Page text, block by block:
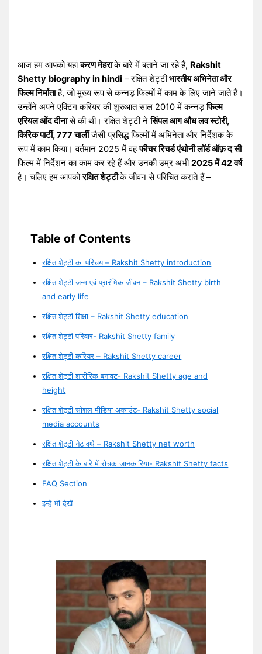
आज हम आपको यहांकरण मेहराके बारे में बताने जा रहे हैं, Rakshit
Shetty biography in hindi – रक्षित शेट्टीभारतीय अभिनेता और
फिल्म निर्माताहै, जो मुख्य रूप से कन्नड़ फिल्मों में काम के लिए जाने जाते हैं।
उन्होंने अपने एक्टिंग करियर की शुरुआत साल 2010 में कन्नड़फिल्म
एरियल ओंद दीनासे की थी। रक्षित शेट्टी नेसिंपल आग औध लव स्टोरी,
किरिक पार्टी, 777 चार्लीजैसी प्रसिद्ध फिल्मों में अभिनेता और निर्देशक के
रूप में काम किया। वर्तमान 2025 में वहफीचर रिचर्ड एंथोनी लॉर्ड ऑफ़ द सी
फिल्म में निर्देशन का काम कर रहे हैं और उनकी उम्र अभी2025 में 42 वर्ष
है। चलिए हम आपकोरक्षित शेट्टीके जीवन से परिचित कराते हैं –
Table of Contents
रक्षित शेट्टी का परिचय – Rakshit Shetty introduction
रक्षित शेट्टी जन्म एवं प्रारंभिक जीवन – Rakshit Shetty birth
and early life
रक्षित शेट्टी शिक्षा – Rakshit Shetty education
रक्षित शेट्टी परिवार- Rakshit Shetty family
रक्षित शेट्टी करियर – Rakshit Shetty career
रक्षित शेट्टी शारीरिक बनावट- Rakshit Shetty age and
height
रक्षित शेट्टी सोशल मीडिया अकाउंट- Rakshit Shetty social
media accounts
रक्षित शेट्टी नेट वर्थ – Rakshit Shetty net worth
रक्षित शेट्टी के बारे में रोचक जानकारिया- Rakshit Shetty facts
FAQ Section
इन्हें भी देखें